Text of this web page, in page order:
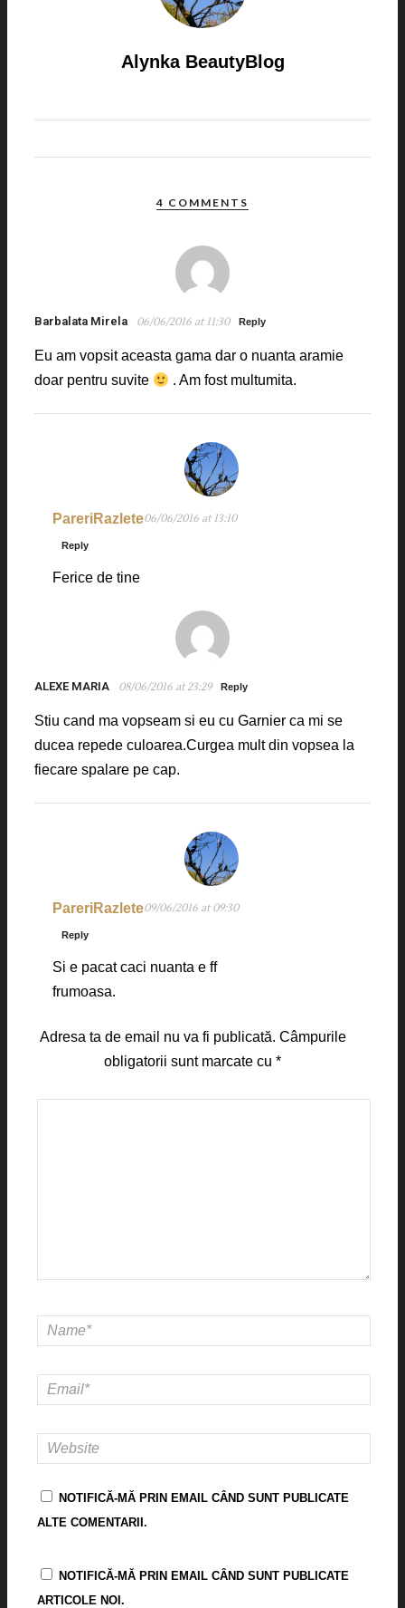
Alynka BeautyBlog
4 COMMENTS
Barbalata Mirela 06/06/2016 at 11:30 Reply
Eu am vopsit aceasta gama dar o nuanta aramie
doar pentru suvite
. Am fost multumita.
PareriRazlete06/06/2016 at 13:10
Reply
Ferice de tine
ALEXE MARIA 08/06/2016 at 23:29 Reply
Stiu cand ma vopseam si eu cu Garnier ca mi se
ducea repede culoarea.Curgea mult din vopsea la
fiecare spalare pe cap.
PareriRazlete09/06/2016 at 09:30
Reply
Si e pacat caci nuanta e ff
frumoasa.
Adresa ta de email nu va fi publicată. Câmpurile
obligatorii sunt marcate cu*
NOTIFICĂ-MĂ PRIN EMAIL CÂND SUNT PUBLICATE
ALTE COMENTARII.
NOTIFICĂ-MĂ PRIN EMAIL CÂND SUNT PUBLICATE
ARTICOLE NOI.